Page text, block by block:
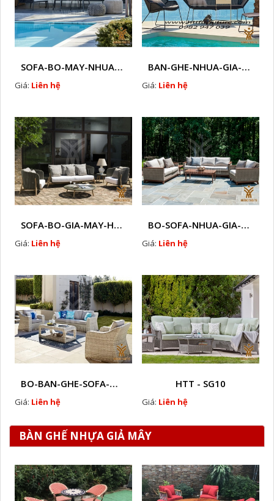
SOFA-BO-MAY-NHUA-HTT - S31
Giá: Liên hệ
BAN-GHE-NHUA-GIA-MAY- HTT - S35
Giá: Liên hệ
SOFA-BO-GIA-MAY-HTT - S39
Giá: Liên hệ
BO-SOFA-NHUA-GIA-MAY-HTT - S42
Giá: Liên hệ
BO-BAN-GHE-SOFA-MÂY-NHUA-HTT - S43
Giá: Liên hệ
HTT - SG10
Giá: Liên hệ
BÀN GHẾ NHỰA GIẢ MÂY